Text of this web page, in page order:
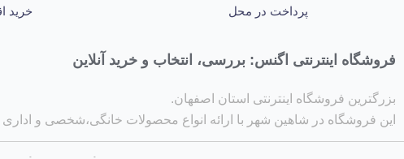
پرداخت در محل خرید
فروشگاه اینترنتی اگنس: بررسی، انتخاب و خرید آنلاین
بزرگترین فروشگاه اینترنتی استان اصفهان.
این فروشگاه در شاهین شهر با ارائه انواع محصولات خانگی،شخصی و